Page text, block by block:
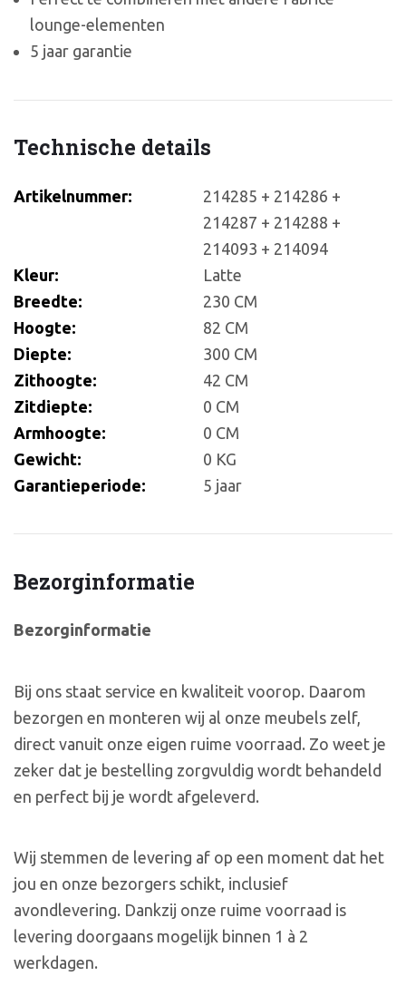
lounge-elementen
5 jaar garantie
Technische details
Artikelnummer:
214285 + 214286 +
214287 + 214288 +
214093 + 214094
Kleur:
Latte
Breedte:
230 CM
Hoogte:
82 CM
Diepte:
300 CM
Zithoogte:
42 CM
Zitdiepte:
0 CM
Armhoogte:
0 CM
Gewicht:
0 KG
Garantieperiode:
5 jaar
Bezorginformatie
Bezorginformatie
Bij ons staat service en kwaliteit voorop. Daarom
bezorgen en monteren wij al onze meubels zelf,
direct vanuit onze eigen ruime voorraad. Zo weet je
zeker dat je bestelling zorgvuldig wordt behandeld
en perfect bij je wordt afgeleverd.
Wij stemmen de levering af op een moment dat het
jou en onze bezorgers schikt, inclusief
avondlevering. Dankzij onze ruime voorraad is
levering doorgaans mogelijk binnen 1 à 2
werkdagen.